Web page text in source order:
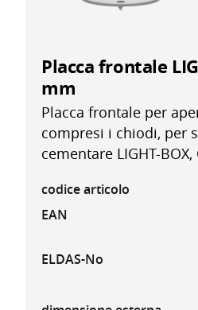
Placca frontale
mm
Placca frontale per
compresi i chiodi, per
cementare LIGHT-
codice articolo
EAN
ELDAS-No